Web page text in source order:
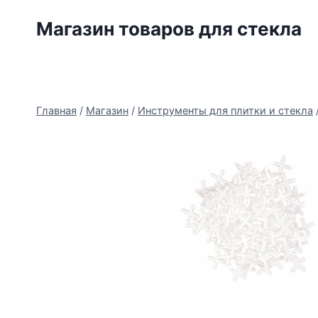
Магазин товаров для стекла
Главная / Магазин / Инструменты для плитки и стекла